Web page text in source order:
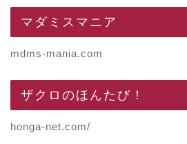
マダミスマニア
mdms-mania.com
ザクロのほんたび！
honga-net.com/